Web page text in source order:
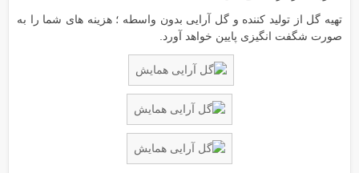
تهیه گل از تولید کننده و گل آرایی بدون واسطه ؛ هزینه های شما را به
صورت شگفت انگیزی پایین خواهد آورد.